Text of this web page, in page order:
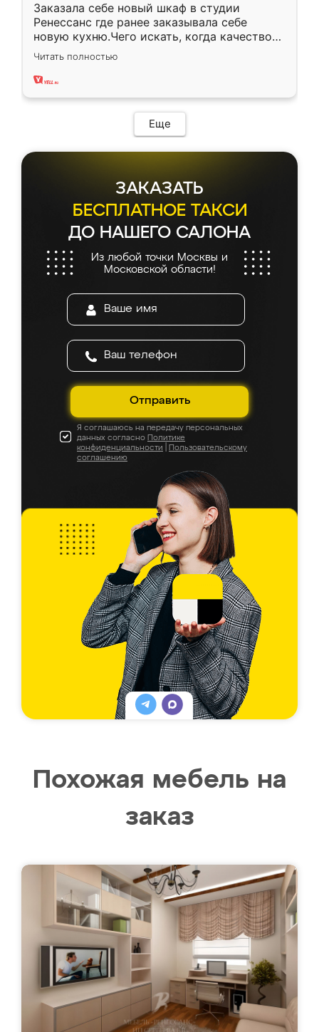
Заказала себе новый шкаф в студии
Ренессанс где ранее заказывала себе
новую кухню.Чего искать, когда качеством
вполне довольна. Служит кухня уже почти
два года, нареканий нет.
Читать полностью
Еще
ЗАКАЗАТЬ
БЕСПЛАТНОЕ ТАКСИ
ДО НАШЕГО САЛОНА
Из любой точки Москвы и
Московской области!
Отправить
Я соглашаюсь на передачу персональных
данных согласно Политике
конфиденциальности
Пользовательскому
соглашению
Похожая мебель на
заказ